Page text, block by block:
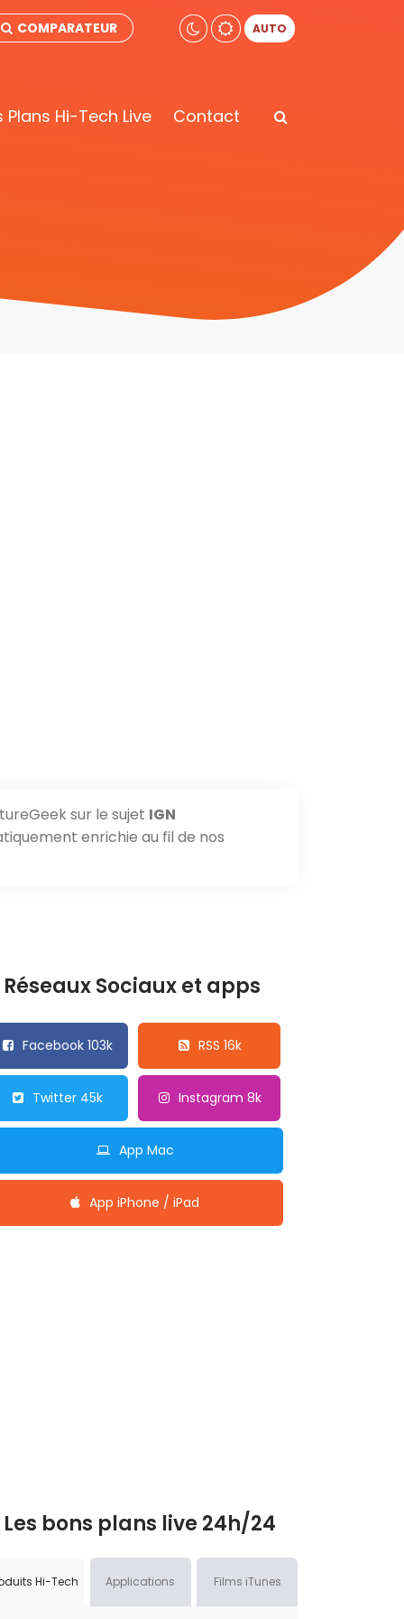
COMPARATEUR AUTO
Plans Hi-Tech Live Contact
sur le sujet IGN
enrichie au fil de nos
Réseaux Sociaux et apps
Facebook 103k RSS 16k
Twitter 45k Instagram 8k
App Mac
App iPhone / iPad
Les bons plans live 24h/24
Hi-Tech Applications Films iTunes